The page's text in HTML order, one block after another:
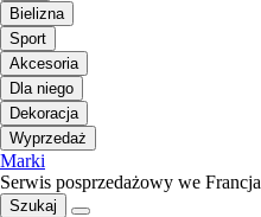
Bielizna
Sport
Akcesoria
Dla niego
Dekoracja
Wyprzedaż
Marki
Serwis posprzedażowy we Francja
Szukaj